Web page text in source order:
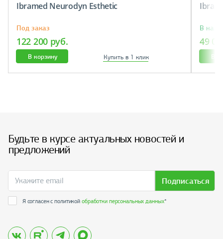
Ibramed Neurodyn Esthetic
Под заказ
122 200 руб.
В корзину Купить в 1 клик
В
49
В
Будьте в курсе актуальных новостей и
предложений
Подписаться
Я согласен с политикойобработки персональных данных*